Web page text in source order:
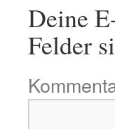
Deine
Felder